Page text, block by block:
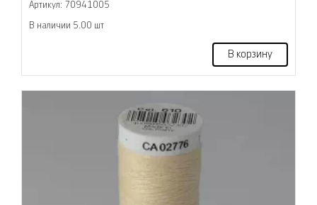
Артикул: 70941005
В наличии 5.00 шт
В корзину